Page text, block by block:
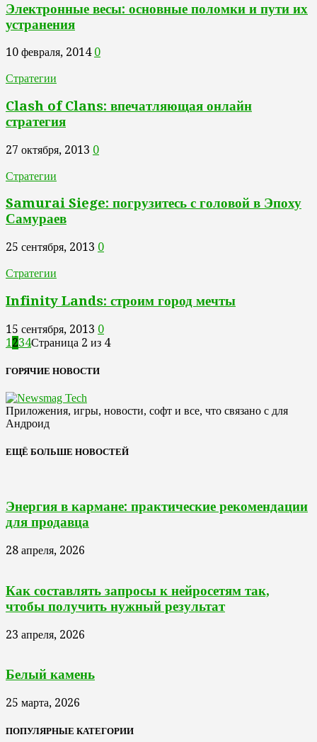
Электронные весы: основные поломки и пути их
устранения
10 февраля, 2014 0
Стратегии
Clash of Clans: впечатляющая онлайн
стратегия
27 октября, 2013 0
Стратегии
Samurai Siege: погрузитесь с головой в Эпоху
Самураев
25 сентября, 2013 0
Стратегии
Infinity Lands: строим город мечты
15 сентября, 2013 0
1 234Страница 2 из 4
ГОРЯЧИЕ НОВОСТИ
Приложения, игры, новости, софт и все, что связано с для
Андроид
ЕЩЁ БОЛЬШЕ НОВОСТЕЙ
Энергия в кармане: практические рекомендации
для продавца
28 апреля, 2026
Как составлять запросы к нейросетям так,
чтобы получить нужный результат
23 апреля, 2026
Белый камень
25 марта, 2026
ПОПУЛЯРНЫЕ КАТЕГОРИИ